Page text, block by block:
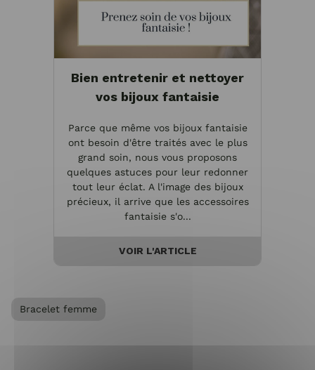
Bien entretenir et nettoyer
vos bijoux fantaisie
Parce que même vos bijoux fantaisie
ont besoin d'être traités avec le plus
grand soin, nous vous proposons
quelques astuces pour leur redonner
tout leur éclat. A l'image des bijoux
précieux, il arrive que les accessoires
fantaisie s'o...
VOIR L'ARTICLE
Bracelet femme